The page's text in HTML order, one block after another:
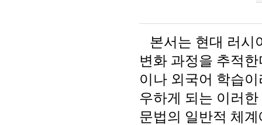
본서는 현대 러시
변화 과정을 추적한
이나 외국어 학습
우하게 되는 이러
문법의 일반적 체